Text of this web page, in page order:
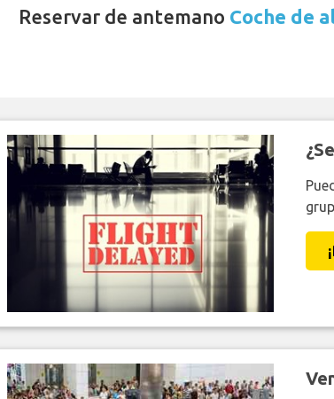
Reservar de antemano Coche de